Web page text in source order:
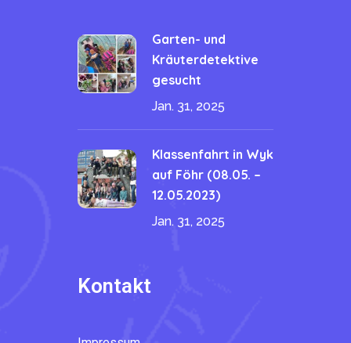
Garten- und
Kräuterdetektive
gesucht
Jan. 31, 2025
Klassenfahrt in Wyk
auf Föhr (08.05. –
12.05.2023)
Jan. 31, 2025
Kontakt